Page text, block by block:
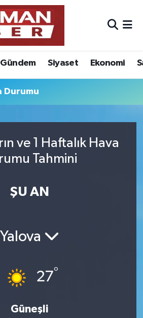
Gündem Siyaset Ekonomi
Durumu
ve 1 Haftalık Hava
Tahmini
ŞU AN
Yalova
27°
Güneşli
Vakitleri
Durumu ve Fikstür